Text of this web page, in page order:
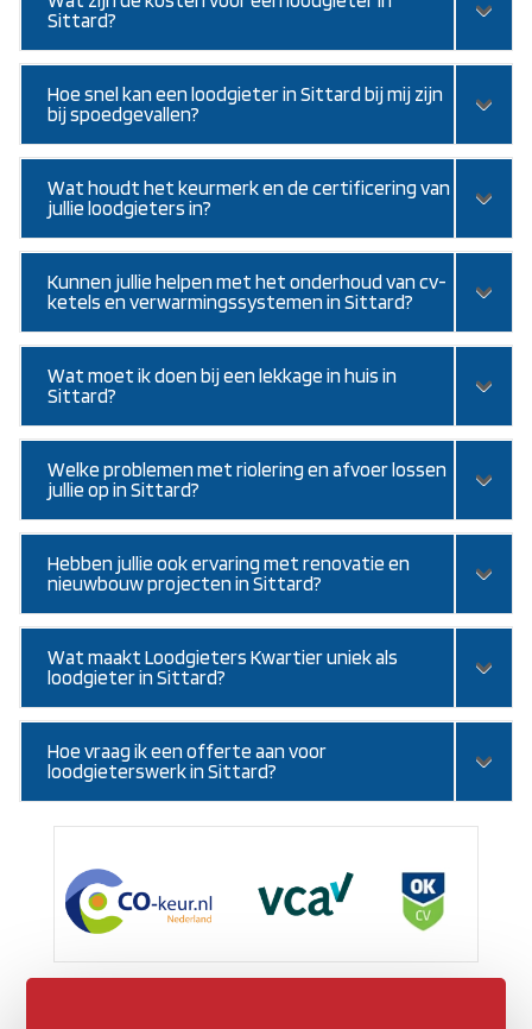
Sittard?
Hoe snel kan een loodgieter in Sittard bij mij zijn
bij spoedgevallen?
Wat houdt het keurmerk en de certificering van
jullie loodgieters in?
Kunnen jullie helpen met het onderhoud van cv-
ketels en verwarmingssystemen in Sittard?
Wat moet ik doen bij een lekkage in huis in
Sittard?
Welke problemen met riolering en afvoer lossen
jullie op in Sittard?
Hebben jullie ook ervaring met renovatie en
nieuwbouw projecten in Sittard?
Wat maakt Loodgieters Kwartier uniek als
loodgieter in Sittard?
Hoe vraag ik een offerte aan voor
loodgieterswerk in Sittard?